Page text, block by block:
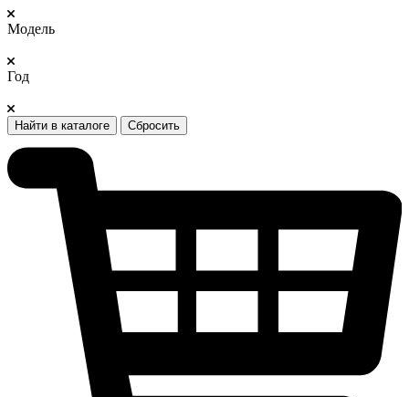
Модель
Год
Найти в каталоге Сбросить